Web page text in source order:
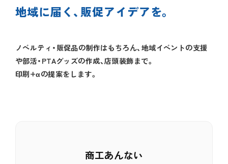
地域に届く、販促アイデアを。
ノベルティ・販促品の制作はもちろん、地域イベントの支援
や部活・PTAグッズの作成、店頭装飾まで。
印刷+αの提案をします。
商工あんない
会社情報
お知らせ
お問い合わせ